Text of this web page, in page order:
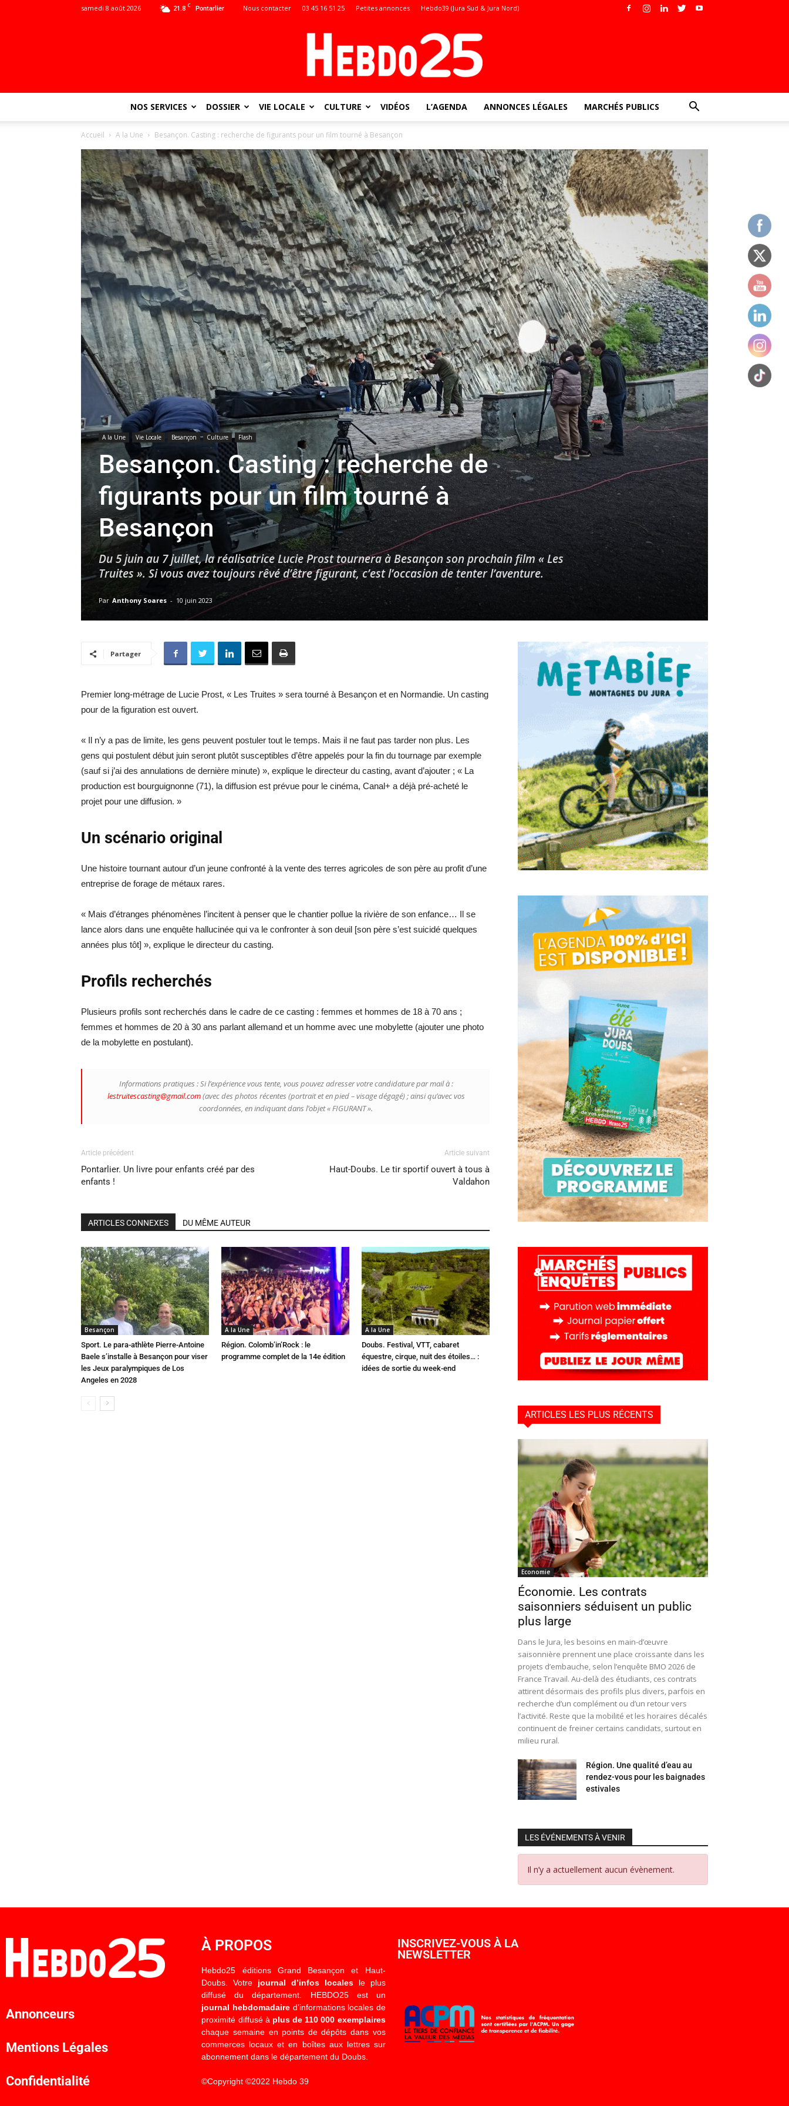
21.8 C Pontarlier
samedi 8 août 2026 Nous contacter 03 45 16 51 25 Petites annonces Hebdo39 (Jura Sud & Jura Nord)
:
toute
l'info
locale
–
Hebdo25
NOS SERVICES DOSSIER VIE LOCALE CULTURE VIDÉOS L’AGENDA ANNONCES LÉGALES MARCHÉS PUBLICS
Accueil A la Une Besançon. Casting : recherche de figurants pour un film tourné à Besançon
A la Une Vie Locale Besançon Culture Flash
Besançon. Casting : recherche de
figurants pour un film tourné à
Besançon
Du 5 juin au 7 juillet, la réalisatrice Lucie Prost tournera à Besançon son prochain film « Les
Truites ». Si vous avez toujours rêvé d’être figurant, c’est l’occasion de tenter l’aventure.
Par Anthony Soares - 10 juin 2023
Partager
Premier long-métrage de Lucie Prost, « Les Truites » sera tourné à Besançon et en Normandie. Un casting
pour de la figuration est ouvert.
« Il n’y a pas de limite, les gens peuvent postuler tout le temps. Mais il ne faut pas tarder non plus. Les
gens qui postulent début juin seront plutôt susceptibles d’être appelés pour la fin du tournage par exemple
(sauf si j’ai des annulations de dernière minute) », explique le directeur du casting, avant d’ajouter ; « La
production est bourguignonne (71), la diffusion est prévue pour le cinéma, Canal+ a déjà pré-acheté le
projet pour une diffusion. »
Un scénario original
Une histoire tournant autour d’un jeune confronté à la vente des terres agricoles de son père au profit d’une
entreprise de forage de métaux rares.
« Mais d’étranges phénomènes l’incitent à penser que le chantier pollue la rivière de son enfance… Il se
lance alors dans une enquête hallucinée qui va le confronter à son deuil [son père s’est suicidé quelques
années plus tôt] », explique le directeur du casting.
Profils recherchés
Plusieurs profils sont recherchés dans le cadre de ce casting : femmes et hommes de 18 à 70 ans ;
femmes et hommes de 20 à 30 ans parlant allemand et un homme avec une mobylette (ajouter une photo
de la mobylette en postulant).
Informations pratiques : Si l’expérience vous tente, vous pouvez adresser votre candidature par mail à :
lestruitescasting@gmail.com(avec des photos récentes (portrait et en pied – visage dégagé) ; ainsi qu’avec vos
coordonnées, en indiquant dans l’objet « FIGURANT ».
Article précédent
Pontarlier. Un livre pour enfants créé par des
enfants !
Article suivant
Haut-Doubs. Le tir sportif ouvert à tous à
Valdahon
ARTICLES CONNEXES DU MÊME AUTEUR
Besançon
Sport. Le para-athlète Pierre-Antoine
Baele s’installe à Besançon pour viser
les Jeux paralympiques de Los
Angeles en 2028
A la Une
Région. Colomb’in’Rock : le
programme complet de la 14e édition
A la Une
Doubs. Festival, VTT, cabaret
équestre, cirque, nuit des étoiles… :
idées de sortie du week-end
ARTICLES LES PLUS RÉCENTS
Economie
Économie. Les contrats
saisonniers séduisent un public
plus large
Dans le Jura, les besoins en main-d’œuvre
saisonnière prennent une place croissante dans les
projets d’embauche, selon l’enquête BMO 2026 de
France Travail. Au-delà des étudiants, ces contrats
attirent désormais des profils plus divers, parfois en
recherche d’un complément ou d’un retour vers
l’activité. Reste que la mobilité et les horaires décalés
continuent de freiner certains candidats, surtout en
milieu rural.
Région. Une qualité d’eau au
rendez-vous pour les baignades
estivales
LES ÉVÉNEMENTS À VENIR
Il n’y a actuellement aucun évènement.
Annonceurs
Mentions Légales
Confidentialité
À PROPOS
Hebdo25 éditions Grand Besançon et Haut-
Doubs. Votre journal d’infos localesle plus
diffusé du département. HEBDO25 est un
journal hebdomadaired’informations locales de
proximité diffusé à plus de 110 000 exemplaires
chaque semaine en points de dépôts dans vos
commerces locaux et en boîtes aux lettres sur
abonnement dans le département du Doubs.
©Copyright ©2022 Hebdo 39
INSCRIVEZ-VOUS À LA
NEWSLETTER